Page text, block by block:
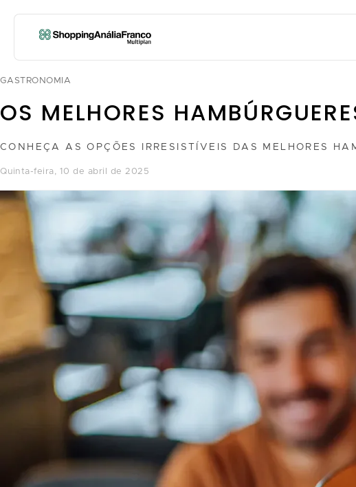
GASTRONOMIA
OS MELHORES
CONHEÇA AS OPÇÕES IRRESISTÍVEIS DAS MELHORES
quinta-feira, 10 de abril de 2025